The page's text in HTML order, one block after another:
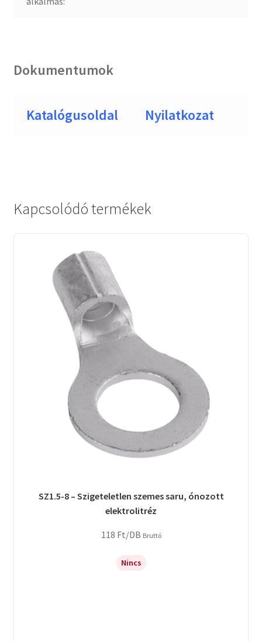
Dokumentumok
Katalógusoldal Nyilatkozat
Kapcsolódó termékek
SZ1.5-8 – Szigeteletlen szemes saru, ónozott
elektrolitréz
118 Ft/DB Bruttó
Nincs